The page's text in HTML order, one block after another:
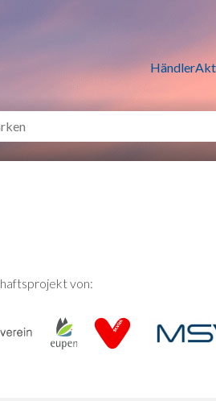
Händler
von: